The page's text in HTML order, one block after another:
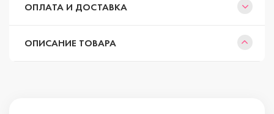
ОПЛАТА И ДОСТАВКА
ОПИСАНИЕ ТОВАРА